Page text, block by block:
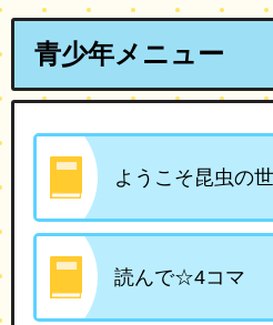
青少年メニュー
ようこそ昆虫の
読んで☆4コマ